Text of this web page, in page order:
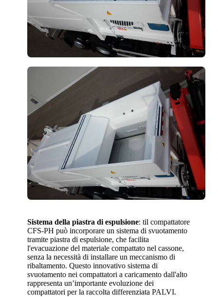
Sistema della piastra di espulsione: til compattatore
CFS-PH può incorporare un sistema di svuotamento
tramite piastra di espulsione, che facilita
l'evacuazione del materiale compattato nel cassone,
senza la necessità di installare un meccanismo di
ribaltamento. Questo innovativo sistema di
svuotamento nei compattatori a caricamento dall'alto
rappresenta un’importante evoluzione dei
compattatori per la raccolta differenziata PALVI.